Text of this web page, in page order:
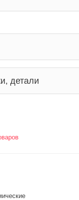
детали